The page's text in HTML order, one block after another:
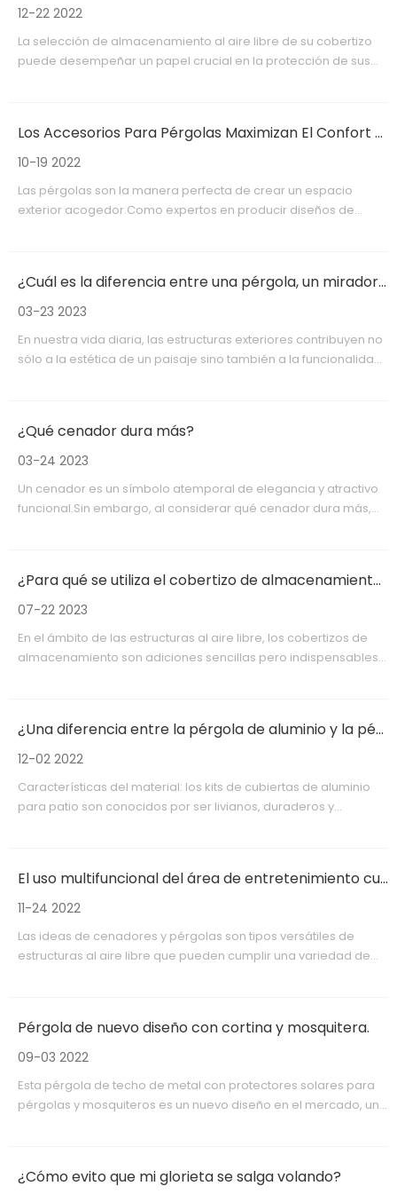
zona de estar cómoda y liberadora, y nuevas experiencias y
inevitables en la terraza acristalada, como materiales de baja
calidad, un diseño feo y un rendimiento invernal
12-22 2022
La selección de almacenamiento al aire libre de su cobertizo
puede desempeñar un papel crucial en la protección de sus
temperatura.
Los Accesorios Para Pérgolas Maximizan El Confort Y La Seguridad.
10-19 2022
Las pérgolas son la manera perfecta de crear un espacio
exterior acogedor.Como expertos en producir diseños de
puede adaptarlos a sus propias necesidades.
¿Cuál es la diferencia entre una pérgola, un mirador y un pabellón?
03-23 2023
En nuestra vida diaria, las estructuras exteriores contribuyen no
sólo a la estética de un paisaje sino también a la funcionalidad
patio trasero.Cada estructura tiene características únicas y
sirve para distintos propósitos.Exploremos las diferencias clave
¿Qué cenador dura más?
03-24 2023
Un cenador es un símbolo atemporal de elegancia y atractivo
funcional.Sin embargo, al considerar qué cenador dura más,
construcción hasta el impacto de la elección de color,
desentrañar los secretos de una glorieta duradera requiere
¿Para qué se utiliza el cobertizo de almacenamiento?
07-22 2023
En el ámbito de las estructuras al aire libre, los cobertizos de
almacenamiento son adiciones sencillas pero indispensables
mucho más allá del mero almacenamiento.
¿Una diferencia entre la pérgola de aluminio y la pérgola de metal?
12-02 2022
Características del material: los kits de cubiertas de aluminio
para patio son conocidos por ser livianos, duraderos y
coste en comparación con otros kits de pérgola metálica.
El uso multifuncional del área de entretenimiento cubierta al aire libre
11-24 2022
Las ideas de cenadores y pérgolas son tipos versátiles de
estructuras al aire libre que pueden cumplir una variedad de
incluyen:
Pérgola de nuevo diseño con cortina y mosquitera.
09-03 2022
Esta pérgola de techo de metal con protectores solares para
pérgolas y mosquiteros es un nuevo diseño en el mercado, una
¿Cómo evito que mi glorieta se salga volando?